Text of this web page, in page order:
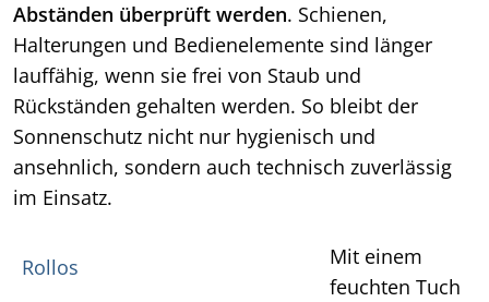
Abständen überprüft werden. Schienen,
Halterungen und Bedienelemente sind länger
lauffähig, wenn sie frei von Staub und
Rückständen gehalten werden. So bleibt der
Sonnenschutz nicht nur hygienisch und
ansehnlich, sondern auch technisch zuverlässig
im Einsatz.
Rollos
Mit einem
feuchten Tuch